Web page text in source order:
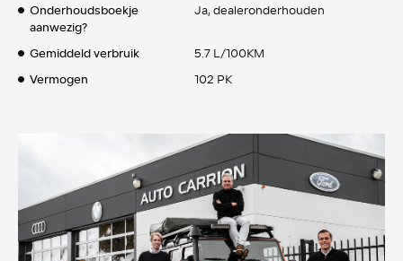
Onderhoudsboekje
aanwezig?
Ja, dealeronderhouden
Gemiddeld verbruik
5.7 L/100KM
Vermogen
102 PK